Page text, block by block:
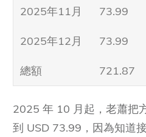
2025年11月 73.99
2025年12月 73.99
總額 721.87
2025 年 10 月起，老蕭把
到 USD 73.99，因為知道